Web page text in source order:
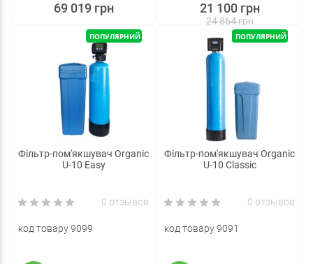
69 019 грн
24 864 грн
21 100 грн
ПОПУЛЯРНИЙ
Фільтр-пом'якшувач Organic
U-10 Easy
0 отзывов
код товару 9099
ПОПУЛЯРНИЙ
Фільтр-пом'якшувач Organic
U-10 Classic
0 отзывов
код товару 9091